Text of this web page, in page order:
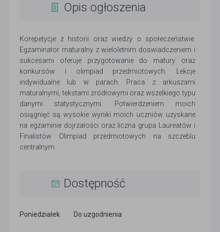
Opis ogłoszenia
Korepetycje z historii oraz wiedzy o społeczeństwie.
Egzaminator maturalny z wieloletnim doswiadczeniem i
sukcesami oferuje przygotowanie do matury oraz
konkursów i olimpiad przedmiotowych. Lekcje
indywidualne lub w parach. Praca z arkuszami
maturalnymi, tekstami żródłowymi oraz wszelkiego typu
danymi statystycznymi. Potwierdzeniem moich
osiągnięć są wysokie wyniki moich uczniów uzyskane
na egzaminie dojrzałości oraz liczna grupa Laureatów i
Finalistów Olimpiad przedmiotowych na szczeblu
centralnym.
Dostępność
Poniedziałek Do uzgodnienia